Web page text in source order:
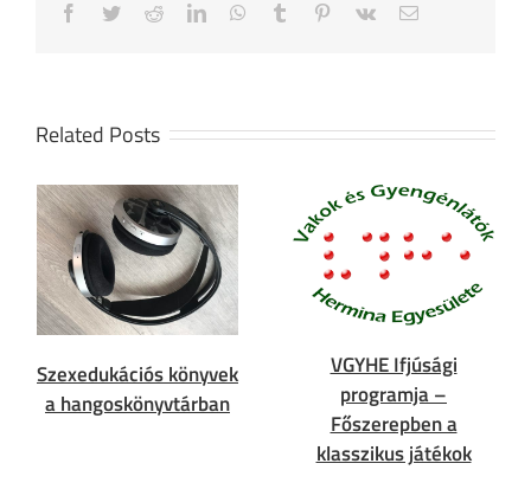
Facebook
TwitterRedditLinkedInWhatsApp
Tumblr Pinterest
Vk Email
Related Posts
Szexedukációs könyvek
a hangoskönyvtárban
VGYHE Ifjúsági
programja –
Főszerepben a
klasszikus játékok